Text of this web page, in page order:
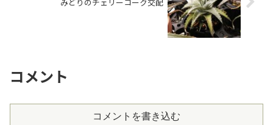
コメント
コメントを書き込む